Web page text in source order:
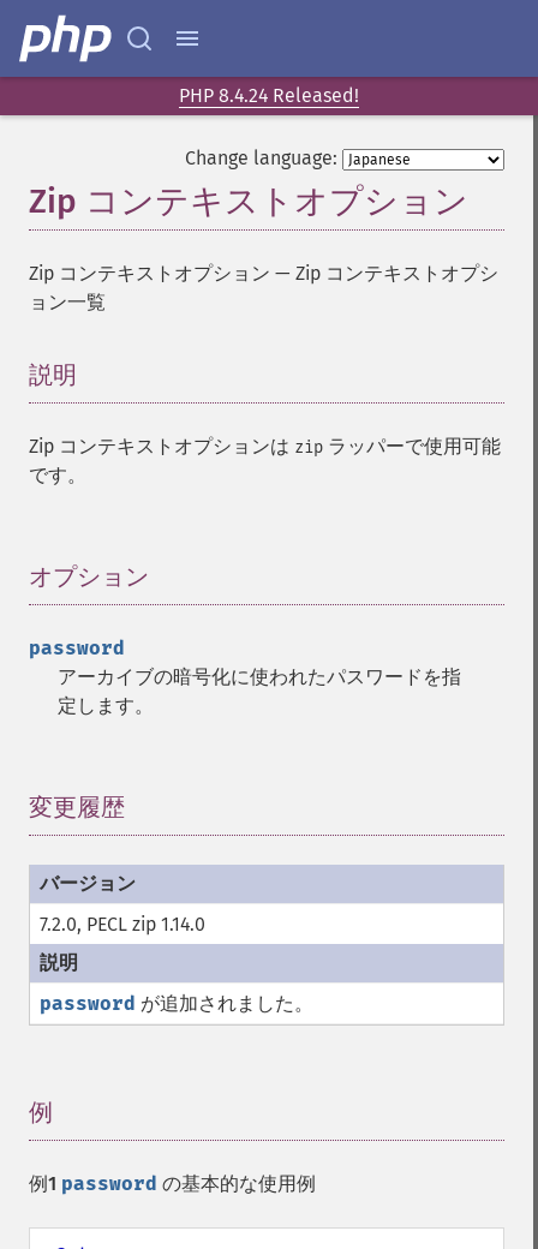
PHP 8.4.24 Released!
Change language:
Zip コンテキストオプション
Zip コンテキストオプション — Zip コンテキストオプシ
ョン一覧
説明
Zip コンテキストオプションは zip ラッパーで使用可能
です。
オプション
password
アーカイブの暗号化に使われたパスワードを指
定します。
変更履歴
7.2.0, PECL zip 1.14.0
password が追加されました。
例
例1 password の基本的な使用例